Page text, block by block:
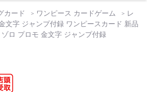
カード ワンピース カードゲーム
レ
文字 ジャンプ付録 ワンピースカード 新品
ロ プロモ 金文字 ジャンプ付録